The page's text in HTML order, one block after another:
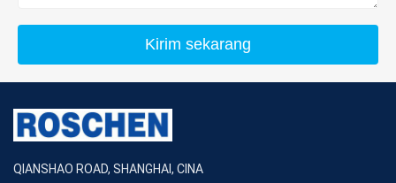
Kirim sekarang
QIANSHAO ROAD, SHANGHAI, CINA